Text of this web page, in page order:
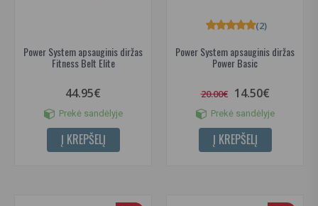
Power System apsauginis diržas
Fitness Belt Elite
44.95€
Prekė sandėlyje
Į KREPŠELĮ
Power System apsauginis diržas
Power Basic
(2)
20.00€ 14.50€
Prekė sandėlyje
Į KREPŠELĮ